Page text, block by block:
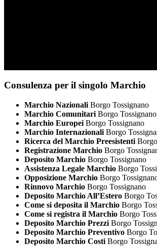
Consulenza per il singolo Marchio
Marchio Nazionali Borgo Tossignano
Marchio Comunitari Borgo Tossignano
Marchio Europei Borgo Tossignano
Marchio Internazionali Borgo
Ricerca del Marchio Preesistenti
Registrazione Marchio Borgo
Deposito Marchio Borgo Tossignano
Assistenza Legale Marchio Borgo
Opposizione Marchio Borgo
Rinnovo Marchio Borgo Tossignano
Deposito Marchio All’Estero Borgo
Come si deposita il Marchio Borgo
Come si registra il Marchio Borgo
Deposito Marchio Prezzi Borgo
Deposito Marchio Preventivo Borgo
Deposito Marchio Costi Borgo